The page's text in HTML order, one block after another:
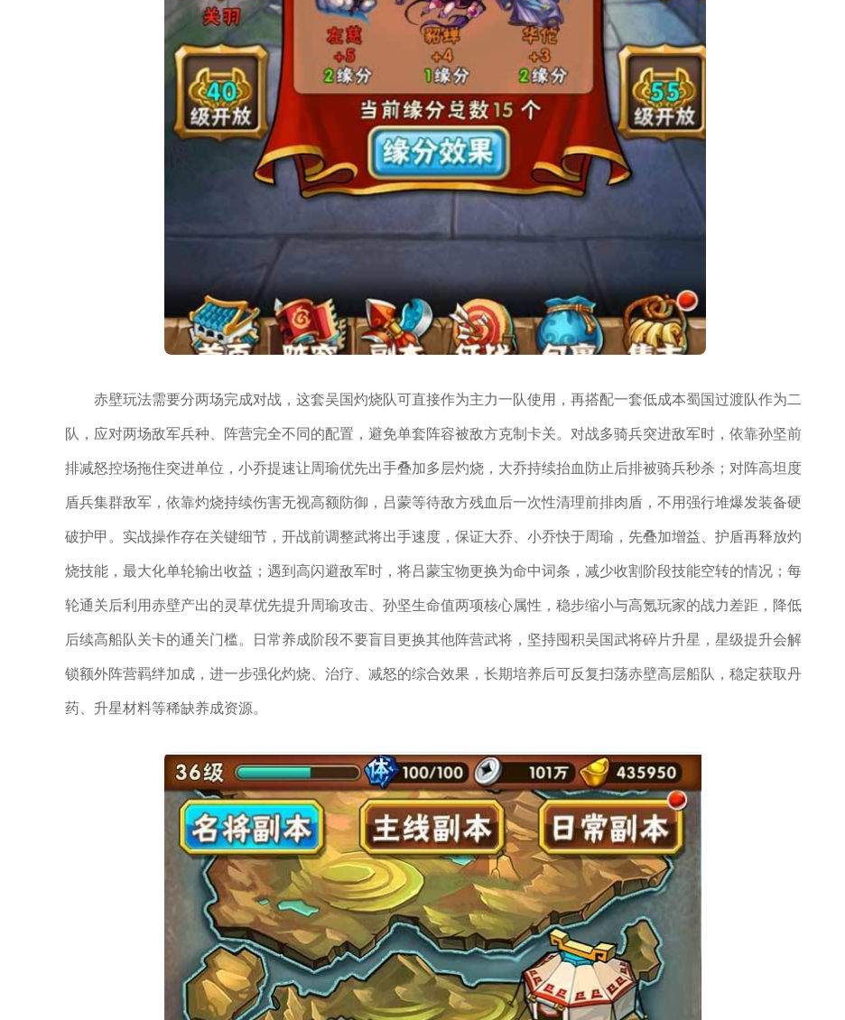
赤壁玩法需要分两场完成对战，这套吴国灼烧队可直接作为主力一队使用，再搭配一套低成本蜀国过渡队作为二
队，应对两场敌军兵种、阵营完全不同的配置，避免单套阵容被敌方克制卡关。对战多骑兵突进敌军时，依靠孙坚前
排减怒控场拖住突进单位，小乔提速让周瑜优先出手叠加多层灼烧，大乔持续抬血防止后排被骑兵秒杀；对阵高坦度
盾兵集群敌军，依靠灼烧持续伤害无视高额防御，吕蒙等待敌方残血后一次性清理前排肉盾，不用强行堆爆发装备硬
破护甲。实战操作存在关键细节，开战前调整武将出手速度，保证大乔、小乔快于周瑜，先叠加增益、护盾再释放灼
烧技能，最大化单轮输出收益；遇到高闪避敌军时，将吕蒙宝物更换为命中词条，减少收割阶段技能空转的情况；每
轮通关后利用赤壁产出的灵草优先提升周瑜攻击、孙坚生命值两项核心属性，稳步缩小与高氪玩家的战力差距，降低
后续高船队关卡的通关门槛。日常养成阶段不要盲目更换其他阵营武将，坚持囤积吴国武将碎片升星，星级提升会解
锁额外阵营羁绊加成，进一步强化灼烧、治疗、减怒的综合效果，长期培养后可反复扫荡赤壁高层船队，稳定获取丹
药、升星材料等稀缺养成资源。